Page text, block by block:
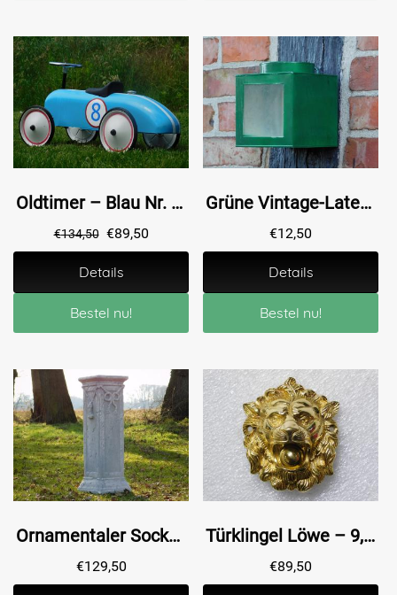
Oldtimer – Blau Nr. 8 – 80 x 40 cm – Metall
€134,50 €89,50
Details
Bestel nu!
Grüne Vintage-Laterne – 13 x 13 cm – Metall
€12,50
Details
Bestel nu!
Ornamentaler Sockel - 75 cm - Stein
€129,50
Türklingel Löwe – 9,5 x 8 cm – Messing
€89,50